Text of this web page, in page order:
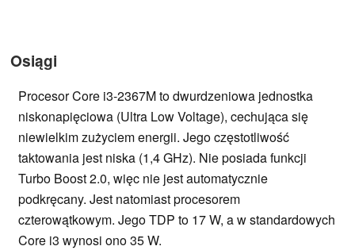
Osiągi
Procesor Core i3-2367M to dwurdzeniowa jednostka
niskonapięciowa (Ultra Low Voltage), cechująca się
niewielkim zużyciem energii. Jego częstotliwość
taktowania jest niska (1,4 GHz). Nie posiada funkcji
Turbo Boost 2.0, więc nie jest automatycznie
podkręcany. Jest natomiast procesorem
czterowątkowym. Jego TDP to 17 W, a w standardowych
Core i3 wynosi ono 35 W.